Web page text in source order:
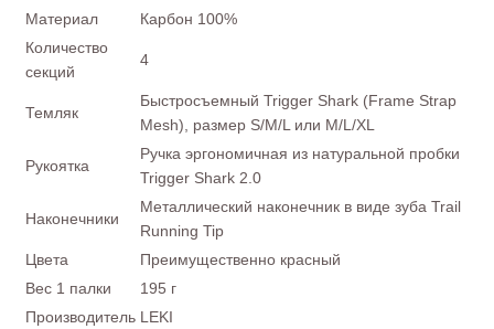
Материал
Карбон 100%
Количество
секций
4
Темляк
Быстросъемный Trigger Shark (Frame Strap
Mesh), размер S/M/L или M/L/XL
Рукоятка
Ручка эргономичная из натуральной пробки
Trigger Shark 2.0
Наконечники
Металлический наконечник в виде зуба Trail
Running Tip
Цвета
Преимущественно красный
Вес 1 палки
195 г
Производитель LEKI